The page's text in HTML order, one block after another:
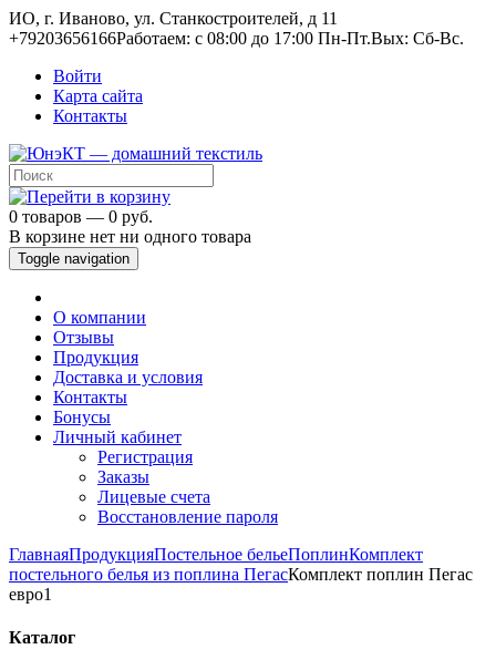
ИО, г. Иваново, ул. Станкостроителей, д 11
+79203656166Работаем: c 08:00 до 17:00 Пн-Пт.Вых: Сб-Вс.
Войти
Карта сайта
Контакты
0 товаров — 0 руб.
В корзине нет ни одного товара
Toggle navigation
О компании
Отзывы
Продукция
Доставка и условия
Контакты
Бонусы
Личный кабинет
Регистрация
Заказы
Лицевые счета
Восстановление пароля
ГлавнаяПродукцияПостельное бельеПоплинКомплект
постельного белья из поплина ПегасКомплект поплин Пегас
евро1
Каталог